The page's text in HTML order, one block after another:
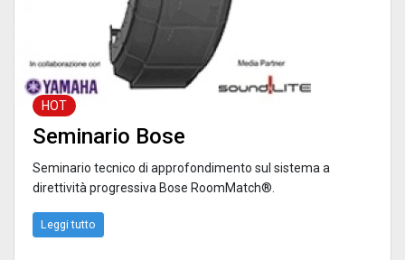
HOT
Seminario Bose
Seminario tecnico di approfondimento sul sistema a
direttività progressiva Bose RoomMatch®.
Leggi tutto